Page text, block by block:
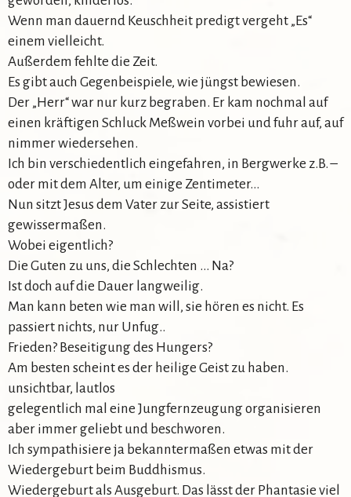
Wenn man dauernd Keuschheit predigt vergeht „Es“
einem vielleicht.
Außerdem fehlte die Zeit.
Es gibt auch Gegenbeispiele, wie jüngst bewiesen.
Der „Herr“ war nur kurz begraben. Er kam nochmal auf
einen kräftigen Schluck Meßwein vorbei und fuhr auf, auf
nimmer wiedersehen.
Ich bin verschiedentlich eingefahren, in Bergwerke z.B. –
oder mit dem Alter, um einige Zentimeter…
Nun sitzt Jesus dem Vater zur Seite, assistiert
gewissermaßen.
Wobei eigentlich?
Die Guten zu uns, die Schlechten … Na?
Ist doch auf die Dauer langweilig.
Man kann beten wie man will, sie hören es nicht. Es
passiert nichts, nur Unfug..
Frieden? Beseitigung des Hungers?
Am besten scheint es der heilige Geist zu haben.
unsichtbar, lautlos
gelegentlich mal eine Jungfernzeugung organisieren
aber immer geliebt und beschworen.
Ich sympathisiere ja bekanntermaßen etwas mit der
Wiedergeburt beim Buddhismus.
Wiedergeburt als Ausgeburt. Das lässt der Phantasie viel